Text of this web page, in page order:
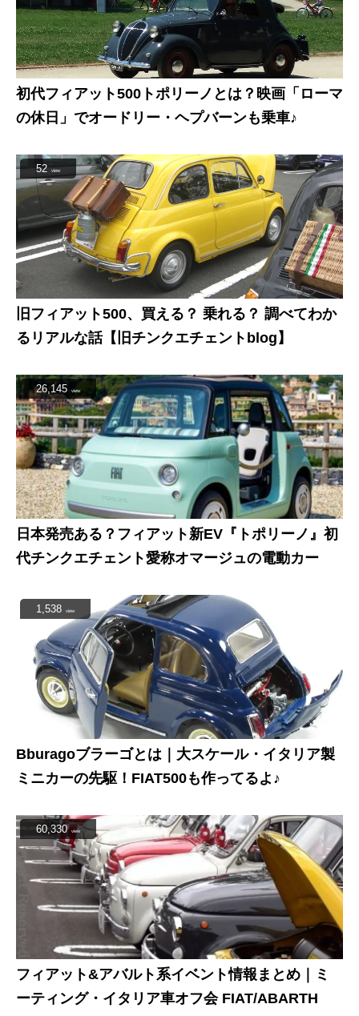
初代フィアット500トポリーノとは？映画「ローマ
の休日」でオードリー・ヘプバーンも乗車♪
52 view
旧フィアット500、買える？ 乗れる？ 調べてわか
るリアルな話【旧チンクエチェントblog】
26,145 view
日本発売ある？フィアット新EV『トポリーノ』初
代チンクエチェント愛称オマージュの電動カー
1,538 view
Bburagoブラーゴとは｜大スケール・イタリア製
ミニカーの先駆！FIAT500も作ってるよ♪
60,330 view
フィアット&アバルト系イベント情報まとめ｜ミ
ーティング・イタリア車オフ会 FIAT/ABARTH